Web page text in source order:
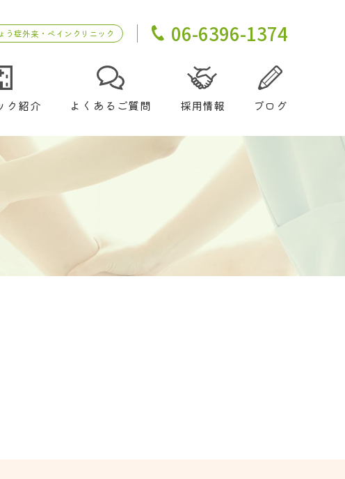
う症外来・ペインクリニック 06-6396-1374
ク紹介 よくあるご質問 採用情報 ブログ